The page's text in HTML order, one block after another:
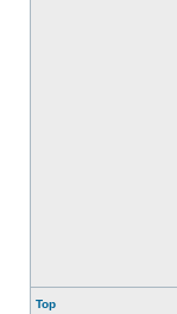
Top